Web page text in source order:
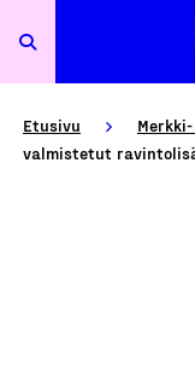
Etusivu
valmistetut